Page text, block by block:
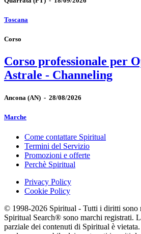
Toscana
Corso
Corso professionale per
Astrale - Channeling
Ancona (AN) - 28/08/2026
Marche
Come contattare Spiritual
Termini del Servizio
Promozioni e offerte
Perchè Spiritual
Privacy Policy
Cookie Policy
© 1998-2026 Spiritual - Tutti i diritti sono
Spiritual Search® sono marchi registrati.
parziale dei contenuti di Spiritual è